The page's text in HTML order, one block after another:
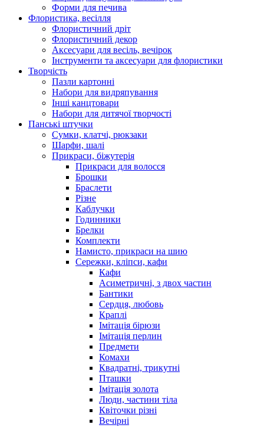
Форми для печива
Флористика, весілля
Флористичний дріт
Флористичний декор
Аксесуари для весіль, вечірок
Інструменти та аксесуари для флористики
Творчість
Пазли картонні
Набори для видряпування
Інші канцтовари
Набори для дитячої творчості
Панські штучки
Сумки, клатчі, рюкзаки
Шарфи, шалі
Прикраси, біжутерія
Прикраси для волосся
Брошки
Браслети
Різне
Каблучки
Годинники
Брелки
Комплекти
Намисто, прикраси на шию
Сережки, кліпси, кафи
Кафи
Асиметричні, з двох частин
Бантики
Сердця, любовь
Краплі
Імітація бірюзи
Імітація перлин
Предмети
Комахи
Квадратні, трикутні
Пташки
Імітація золота
Люди, частини тіла
Квіточки різні
Вечірні